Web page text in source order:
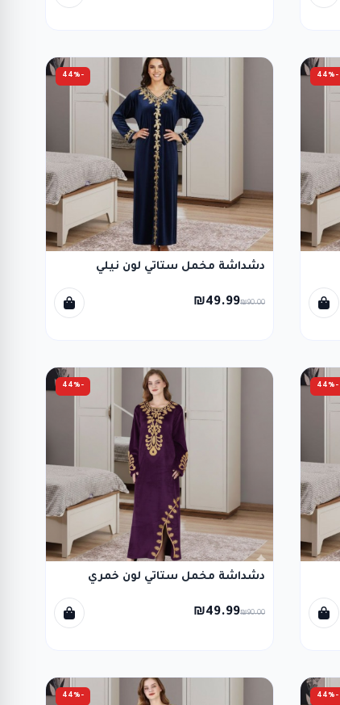
-44%
-44%
دشداشة مخمل ستاتي لون نيلي
₪49.99₪90.00
-44%
-44%
دشداشة مخمل ستاتي لون خمري
₪49.99₪90.00
-44%
-44%